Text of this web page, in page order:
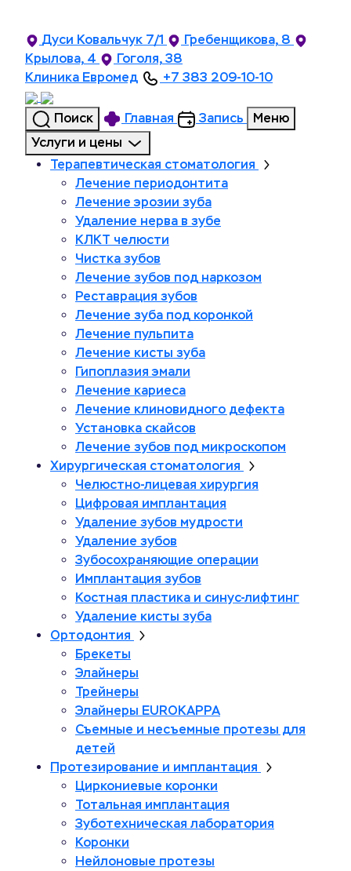
Дуси Ковальчук 7/1
Гребенщикова, 8
Крылова, 4
Гоголя, 38
Клиника Евромед
+7 383 209-10-10
Поиск Главная Запись
Меню
Услуги и цены
Терапевтическая стоматология
Лечение периодонтита
Лечение эрозии зуба
Удаление нерва в зубе
КЛКТ челюсти
Чистка зубов
Лечение зубов под наркозом
Реставрация зубов
Лечение зуба под коронкой
Лечение пульпита
Лечение кисты зуба
Гипоплазия эмали
Лечение кариеса
Лечение клиновидного дефекта
Установка скайсов
Лечение зубов под микроскопом
Хирургическая стоматология
Челюстно-лицевая хирургия
Цифровая имплантация
Удаление зубов мудрости
Удаление зубов
Зубосохраняющие операции
Имплантация зубов
Костная пластика и синус-лифтинг
Удаление кисты зуба
Ортодонтия
Брекеты
Элайнеры
Трейнеры
Элайнеры EUROKAPPA
Съемные и несъемные протезы для
детей
Протезирование и имплантация
Циркониевые коронки
Тотальная имплантация
Зуботехническая лаборатория
Коронки
Нейлоновые протезы